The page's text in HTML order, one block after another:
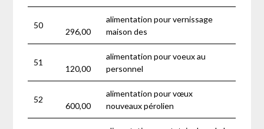
50
296,00
alimentation pour vernissage
maison des
51
120,00
alimentation pour voeux au
personnel
52
600,00
alimentation pour vœux
nouveaux pérolien